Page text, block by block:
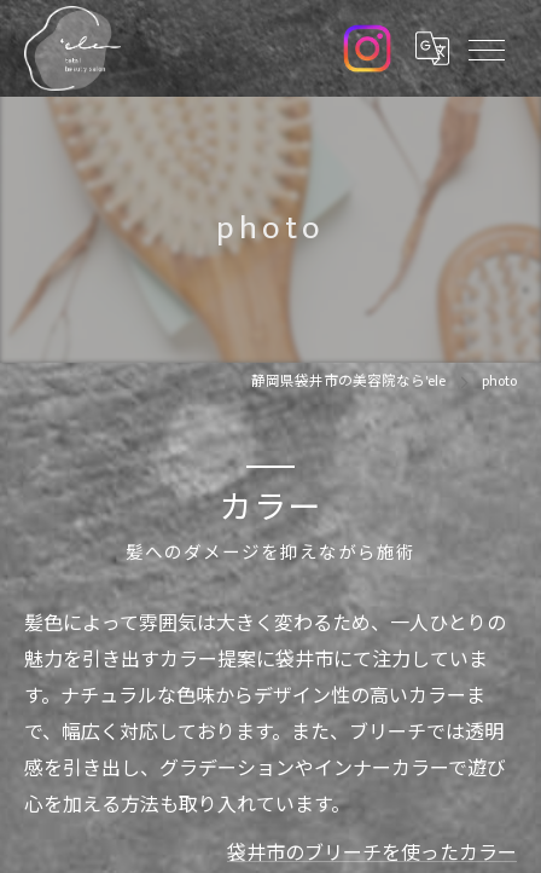
photo
静岡県袋井市の美容院なら'ele photo
カラー
髪へのダメージを抑えながら施術
髪色によって雰囲気は大きく変わるため、一人ひとりの
魅力を引き出すカラー提案に袋井市にて注力していま
す。ナチュラルな色味からデザイン性の高いカラーま
で、幅広く対応しております。また、ブリーチでは透明
感を引き出し、グラデーションやインナーカラーで遊び
心を加える方法も取り入れています。
袋井市のブリーチを使ったカラー